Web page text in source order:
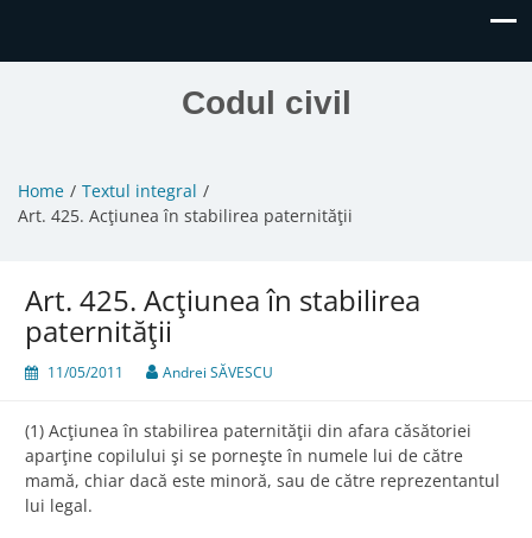
Codul civil
Home
Textul integral
Art. 425. Acţiunea în stabilirea paternităţii
Art. 425. Acţiunea în stabilirea
paternităţii
11/05/2011 Andrei SĂVESCU
(1) Acţiunea în stabilirea paternităţii din afara căsătoriei
aparţine copilului şi se porneşte în numele lui de către
mamă, chiar dacă este minoră, sau de către reprezentantul
lui legal.